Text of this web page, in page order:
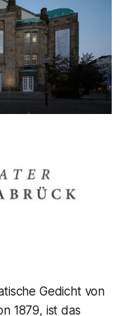
Gedicht von
1879, ist das